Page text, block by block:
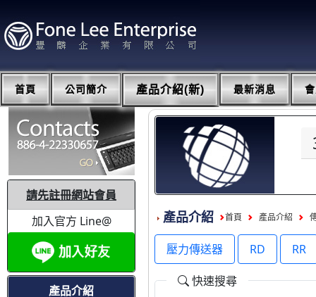
首頁 公司簡介 產品介紹(新) 最新消息
請先註冊網站會員
加入官方 Line@
產品介紹
產品介紹 首頁 產品介紹
壓力傳送器 RD RR
快速搜尋